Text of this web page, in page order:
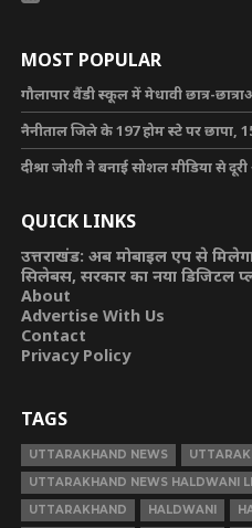
MOST POPULAR
गौलापार वैंडी स्कूल में मेधावी छात्र-
नैनीताल जिले के 197 होम स्टे पर छापा,
दीश्रा जोशी ने बनाई सोशल मीडिया से
QUICK LINKS
उत्तराखंड: अब मोबाइल एप से
सिलेबस, सरकार का नया डिजिटल
About
Advertise With Us
Contact
Privacy Policy
TAGS
UTTARAKHAND NEWS
UTTARAKHAND NEWS HALDWANI
UTTARAKHAND
HALDWANI